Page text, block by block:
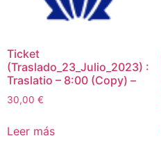
Ticket
(Traslado_23_Julio_2023) :
Traslatio – 8:00 (Copy) –
30,00 €
Leer más